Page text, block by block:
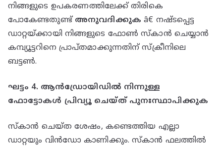
നിങ്ങളുടെ ഉപകരണത്തിലേക്ക് തിരികെ
പോകേണ്ടതുണ്ട് അനുവദിക്കുക â€ നഷ്‌ടപ്പെട്ട
ഡാറ്റയ്ക്കായി നിങ്ങളുടെ ഫോൺ സ്‌കാൻ ചെയ്യാൻ
കമ്പ്യൂട്ടറിനെ പ്രാപ്‌തമാക്കുന്നതിന് സ്‌ക്രീനിലെ
ബട്ടൺ.
ഘട്ടം 4. ആൻഡ്രോയിഡിൽ നിന്നുള്ള
ഫോട്ടോകൾ പ്രിവ്യൂ ചെയ്ത് പുനഃസ്ഥാപിക്കുക
സ്കാൻ ചെയ്ത ശേഷം, കണ്ടെത്തിയ എല്ലാ
ഡാറ്റയും വിൻഡോ കാണിക്കും. സ്കാൻ ഫലത്തിൽ